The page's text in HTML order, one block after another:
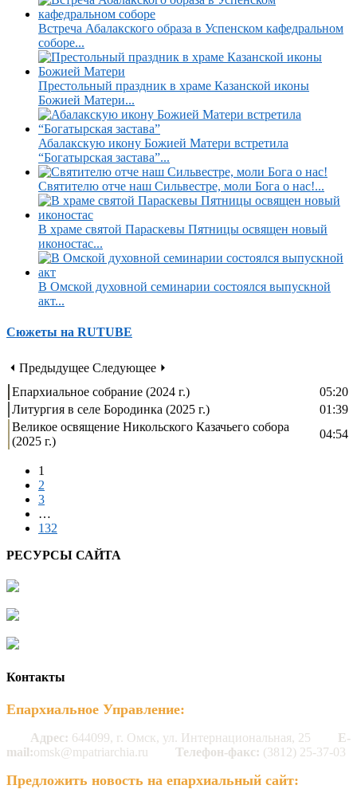
Встреча Абалакского образа в Успенском кафедральном
соборе...
Престольный праздник в храме Казанской иконы
Божией Матери...
Абалакскую икону Божией Матери встретила
“Богатырская застава”...
Святителю отче наш Сильвестре, моли Бога о нас!...
В храме святой Параскевы Пятницы освящен новый
иконостас...
В Омской духовной семинарии состоялся выпускной
акт...
Сюжеты на RUTUBE
⏴ Предыдущее Следующее ⏵
Епархиальное собрание (2024 г.)
05:20
Литургия в селе Бородинка (2025 г.)
01:39
Великое освящение Никольского Казачьего собора
(2025 г.)
04:54
1
2
3
…
132
РЕСУРСЫ САЙТА
Контакты
Епархиальное Управление:
Адрес: 644099, г. Омск, ул. Интернациональная, 25
E-
mail:omsk@mpatriarchia.ru Телефон-факс: (3812) 25-37-03
Предложить новость на епархиальный сайт: